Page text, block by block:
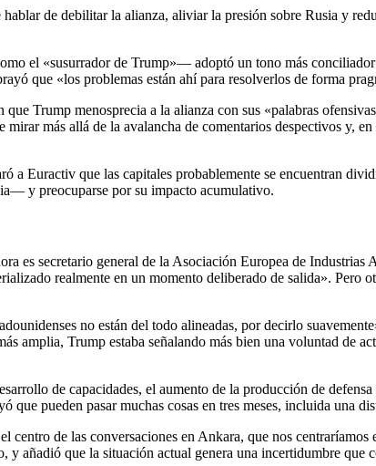
de debilitar la alianza, aliviar la presión sobre Rusia y
el «susurrador de Trump»— adoptó un tono más
que «los problemas están ahí para resolverlos de forma
Trump menosprecia a la alianza con sus «palabras
más allá de la avalancha de comentarios despectivos y,
Euractiv que las capitales probablemente se encuentran
y preocuparse por su impacto acumulativo.
es secretario general de la Asociación Europea de
realmente en un momento deliberado de salida». Pero
no están del todo alineadas, por decirlo
amplia, Trump estaba señalando más bien una voluntad de
de capacidades, el aumento de la producción de
pueden pasar muchas cosas en tres meses, incluida una
de las conversaciones en Ankara, que nos centraríamos
añadió que la situación actual genera una incertidumbre que